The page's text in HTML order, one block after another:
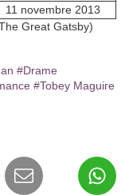
11 novembre 2013
#Drame
#Tobey Maguire